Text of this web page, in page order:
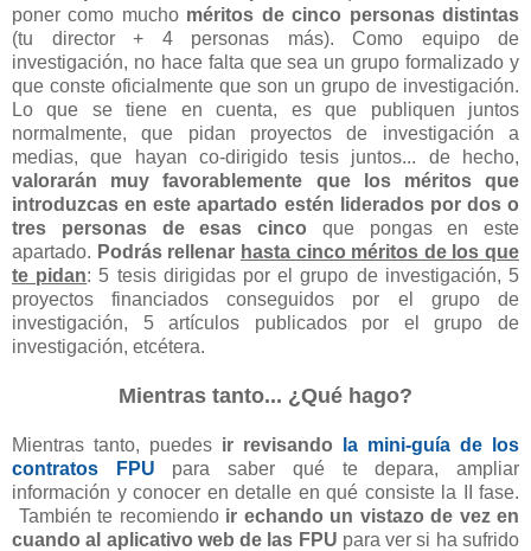
poner como mucho méritos de cinco personas distintas
(tu director + 4 personas más). Como equipo de
investigación, no hace falta que sea un grupo formalizado y
que conste oficialmente que son un grupo de investigación.
Lo que se tiene en cuenta, es que publiquen juntos
normalmente, que pidan proyectos de investigación a
medias, que hayan co-dirigido tesis juntos... de hecho,
valorarán muy favorablemente que los méritos que
introduzcas en este apartado estén liderados por dos o
tres personas de esas cinco que pongas en este
apartado. Podrás rellenar hasta cinco méritos de los que
te pidan: 5 tesis dirigidas por el grupo de investigación, 5
proyectos financiados conseguidos por el grupo de
investigación, 5 artículos publicados por el grupo de
investigación, etcétera.
Mientras tanto... ¿Qué hago?
Mientras tanto, puedes ir revisando
la mini-guía de los
contratos FPU para saber qué te depara, ampliar
información y conocer en detalle en qué consiste la II fase.
También te recomiendo ir echando un vistazo de vez en
cuando al aplicativo web de las FPU para ver si ha sufrido